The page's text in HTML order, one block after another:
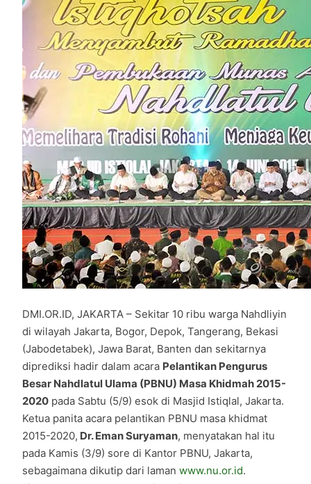
DMI.OR.ID, JAKARTA – Sekitar 10 ribu warga Nahdliyin
di wilayah Jakarta, Bogor, Depok, Tangerang, Bekasi
(Jabodetabek), Jawa Barat, Banten dan sekitarnya
diprediksi hadir dalam acara Pelantikan Pengurus
Besar Nahdlatul Ulama (PBNU) Masa Khidmah 2015-
2020 pada Sabtu (5/9) esok di Masjid Istiqlal, Jakarta.
Ketua panita acara pelantikan PBNU masa khidmat
2015-2020, Dr. Eman Suryaman, menyatakan hal itu
pada Kamis (3/9) sore di Kantor PBNU, Jakarta,
sebagaimana dikutip dari laman www.nu.or.id.